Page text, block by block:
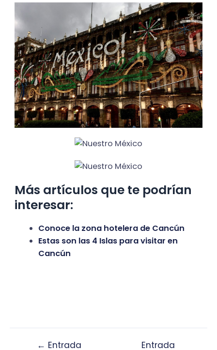
Más artículos que te podrían
interesar:
Conoce la zona hotelera de Cancún
Estas son las 4 Islas para visitar en
Cancún
← Entrada Entrada